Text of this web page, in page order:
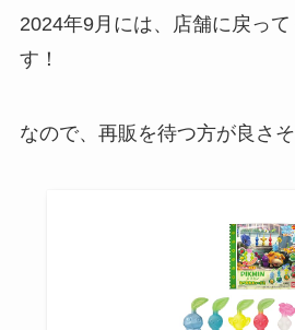
2024年9月には、店舗に戻っ
す！
なので、再販を待つ方が良さそ